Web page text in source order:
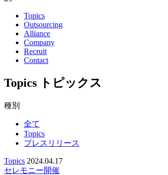
Topics
Outsourcing
Alliance
Company
Recruit
Contact
Topics トピックス
種別
全て
Topics
プレスリリース
Topics 2024.04.17
セレモニー開催